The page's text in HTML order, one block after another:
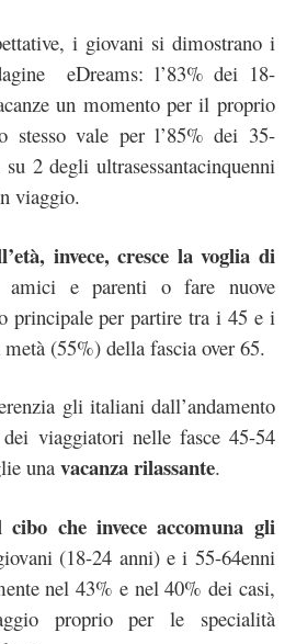
i giovani si dimostrano i
eDreams: l’83% dei 18-
un momento per il proprio
stesso vale per l’85% dei 35-
2 degli ultrasessantacinquenni
viaggio.
invece, cresce la voglia di
amici e parenti o fare nuove
principale per partire tra i 45 e i
(55%) della fascia over 65.
gli italiani dall’andamento
viaggiatori nelle fasce 45-54
una vacanza rilassante.
che invece accomuna gli
(18-24 anni) e i 55-64enni
nel 43% e nel 40% dei casi,
proprio per le specialità